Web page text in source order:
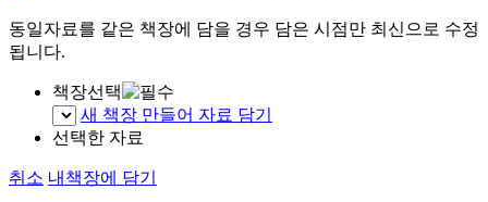
동일자료를 같은 책장에 담을 경우 담은 시점만 최신으로 수정
됩니다.
책장선택
새 책장 만들어 자료 담기
선택한 자료
취소 내책장에 담기